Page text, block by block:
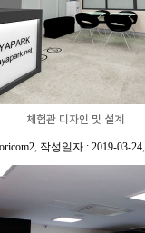
체험관 디자인 및 설계
, 작성일자 : 2019-03-24,